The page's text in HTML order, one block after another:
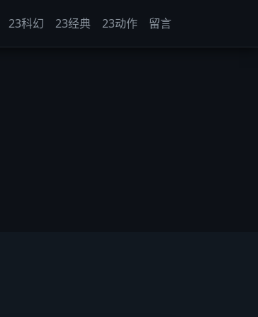
23科幻 23经典 23动作 留言